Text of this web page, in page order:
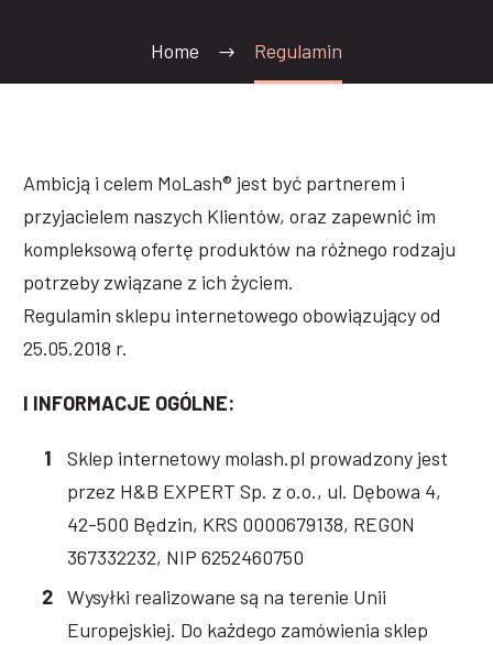
Home Regulamin
Ambicją i celem MoLash® jest być partnerem i
przyjacielem naszych Klientów, oraz zapewnić im
kompleksową ofertę produktów na różnego rodzaju
potrzeby związane z ich życiem.
Regulamin sklepu internetowego obowiązujący od
25.05.2018 r.
I INFORMACJE OGÓLNE:
Sklep internetowy molash.pl prowadzony jest
przez H&B EXPERT Sp. z o.o., ul. Dębowa 4,
42-500 Będzin, KRS 0000679138, REGON
367332232, NIP 6252460750
Wysyłki realizowane są na terenie Unii
Europejskiej. Do każdego zamówienia sklep